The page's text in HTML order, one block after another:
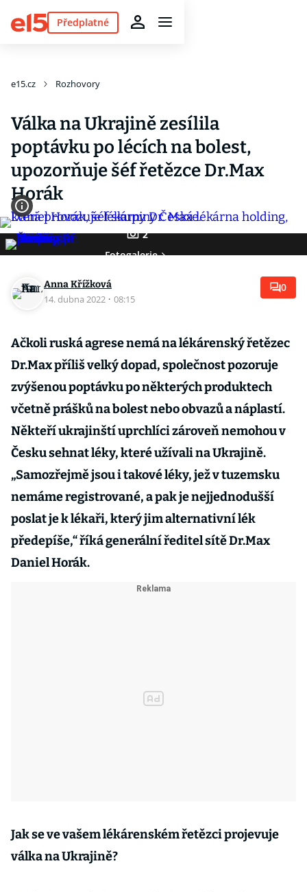
Předplatné
e15.cz Rozhovory
Válka na Ukrajině zesílila
poptávku po lécích na bolest,
upozorňuje šéf řetězce Dr.Max
Horák
2
Fotogalerie
Anna Křížková
14. dubna 2022 · 08:15
0
Ačkoli ruská agrese nemá na lékárenský řetězec
Dr.Max příliš velký dopad, společnost pozoruje
zvýšenou poptávku po některých produktech
včetně prášků na bolest nebo obvazů a náplastí.
Někteří ukrajinští uprchlíci zároveň nemohou v
Česku sehnat léky, které užívali na Ukrajině.
„Samozřejmě jsou i takové léky, jež v tuzemsku
nemáme registrované, a pak je nejjednodušší
poslat je k lékaři, který jim alternativní lék
předepíše,“ říká generální ředitel sítě Dr.Max
Daniel Horák.
Jak se ve vašem lékárenském řetězci projevuje
válka na Ukrajině?